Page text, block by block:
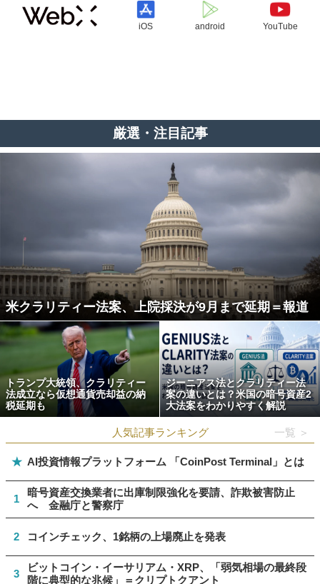
iOS android YouTube
厳選・注目記事
米クラリティー法案、上院採決が9月まで延期＝報道
トランプ大統領、クラリティー
法成立なら仮想通貨売却益の納
税延期も
ジーニアス法とクラリティー法
案の違いとは？米国の暗号資産2
大法案をわかりやすく解説
人気記事ランキング 一覧 ＞
★ AI投資情報プラットフォーム 「CoinPost Terminal」とは
1
暗号資産交換業者に出庫制限強化を要請、詐欺被害防止
へ 金融庁と警察庁
2 コインチェック、1銘柄の上場廃止を発表
3
ビットコイン・イーサリアム・XRP、「弱気相場の最終段
階に典型的な兆候」＝クリプトクアント